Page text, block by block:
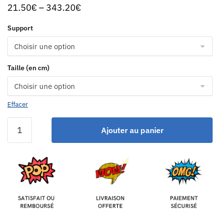
21.50€– 343.20€
Support
Taille (en cm)
Effacer
Ajouter au panier